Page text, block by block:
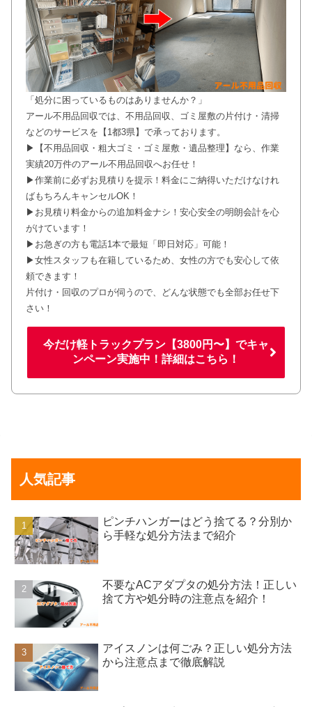
「処分に困っているものはありませんか？」
アール不用品回収では、不用品回収、ゴミ屋敷の片付け・清掃
などのサービスを【1都3県】で承っております。
▶【不用品回収・粗大ゴミ・ゴミ屋敷・遺品整理】なら、作業
実績20万件のアール不用品回収へお任せ！
▶作業前に必ずお見積りを提示！料金にご納得いただけなけれ
ばもちろんキャンセルOK！
▶お見積り料金からの追加料金ナシ！安心安全の明朗会計を心
がけています！
▶お急ぎの方も電話1本で最短「即日対応」可能！
▶女性スタッフも在籍しているため、女性の方でも安心して依
頼できます！
片付け・回収のプロが伺うので、どんな状態でも全部お任せ下
さい！
今だけ軽トラックプラン【3800円〜】でキャ
ンペーン実施中！詳細はこちら！
人気記事
ピンチハンガーはどう捨てる？分別か
ら手軽な処分方法まで紹介
不要なACアダプタの処分方法！正しい
捨て方や処分時の注意点を紹介！
アイスノンは何ごみ？正しい処分方法
から注意点まで徹底解説